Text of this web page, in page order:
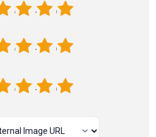
5
4
3
5
4
3
5
4
3